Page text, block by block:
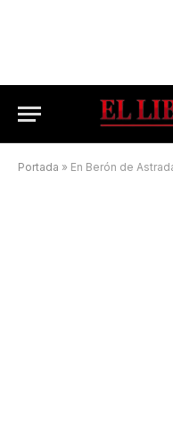
Portada » En Berón de Astrada,